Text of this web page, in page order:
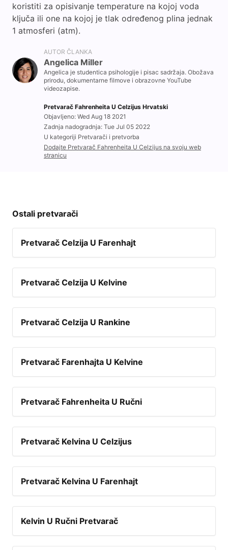
koristiti za opisivanje temperature na kojoj voda
ključa ili one na kojoj je tlak određenog plina jednak
1 atmosferi (atm).
AUTOR ČLANKA
Angelica Miller
Angelica je studentica psihologije i pisac sadržaja. Obožava
prirodu, dokumentarne filmove i obrazovne YouTube
videozapise.
Pretvarač Fahrenheita U Celzijus Hrvatski
Objavljeno: Wed Aug 18 2021
Zadnja nadogradnja: Tue Jul 05 2022
U kategoriji Pretvarači i pretvorba
Dodajte Pretvarač Fahrenheita U Celzijus na svoju web
stranicu
Ostali pretvarači
Pretvarač Celzija U Farenhajt
Pretvarač Celzija U Kelvine
Pretvarač Celzija U Rankine
Pretvarač Farenhajta U Kelvine
Pretvarač Fahrenheita U Ručni
Pretvarač Kelvina U Celzijus
Pretvarač Kelvina U Farenhajt
Kelvin U Ručni Pretvarač